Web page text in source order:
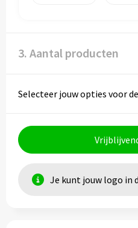
3. Aantal producten
Selecteer jouw opties voor
Je kunt jouw logo in